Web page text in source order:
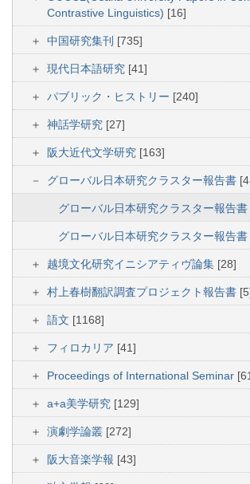
Contrastive Linguistics) [16]
中国研究集刊 [735]
現代日本語研究 [41]
パブリック・ヒストリー [240]
神話学研究 [27]
阪大近代文学研究 [163]
グローバル日本研究クラスター報告書
グローバル日本研究クラスター報告
グローバル日本研究クラスター報告
越境文化研究イニシアティヴ論集 [28]
村上春樹翻訳調査プロジェクト報告書
語文 [1168]
フィロカリア [41]
Proceedings of International Seminar
a+a美学研究 [129]
演劇学論叢 [272]
阪大音楽学報 [43]